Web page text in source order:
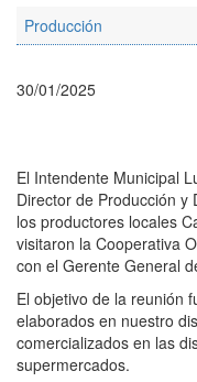
Producción
30/01/2025
El Intendente Municipal
Director de Producción
los productores locales
visitaron la Cooperativa
con el Gerente General
El objetivo de la reunión
elaborados en nuestro
comercializados en las
supermercados.